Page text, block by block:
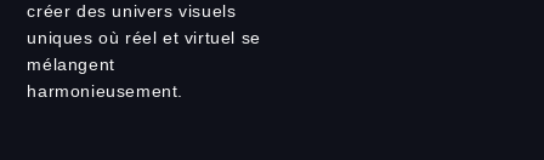
créer des univers visuels
uniques où réel et virtuel se
mélangent
harmonieusement.